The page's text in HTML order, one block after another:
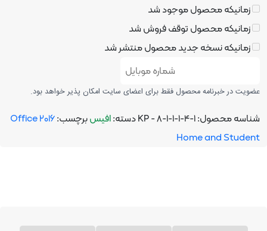
زمانیکه محصول موجود شد
زمانیکه محصول توقف فروش شد
زمانیکه نسخه جدید محصول منتشر شد
عضویت در خبرنامه محصول فقط برای اعضای سایت امکان پذیر خواهد بود.
شناسه محصول:KP - 8-1-1-1-4-1دسته:افیسبرچسب:Office 2016
Home and Student